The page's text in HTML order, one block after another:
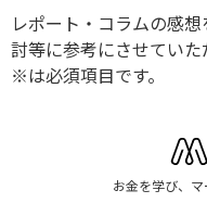
レポート・コラムの感
討等に参考にさせていた
※は必須項目です。
お金を学び、